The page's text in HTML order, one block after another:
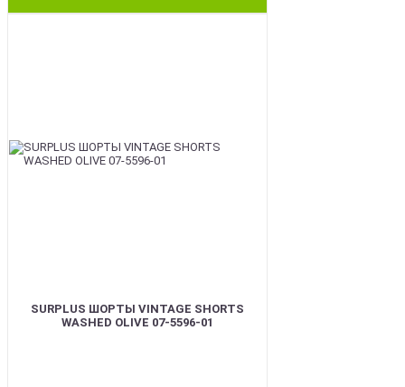
SURPLUS ШОРТЫ VINTAGE SHORTS
WASHED OLIVE 07-5596-01